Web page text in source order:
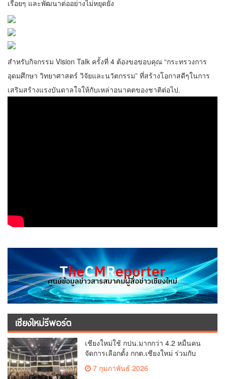
เรื่อยๆ และพัฒนาต่ออย่างไม่หยุดยั้ง
สำหรับกิจกรรม Vision Talk ครั้งที่ 4 ต้องขอขอบคุณ “กระทรวงการ
อุดมศึกษา วิทยาศาสตร์ วิจัยและนวัตกรรม” ที่สร้างโอกาสดีๆในการ
เสริมสร้างแรงบันดาลใจให้กับเหล่าอนาคตของชาติต่อไป.
เชียงใหม่รีพอร์ต
เชียงใหม่ใช้ กปน.มากกว่า 4.2 หมื่นคน
จัดการเลือกตั้ง กกต.เชียงใหม่ ร่วมกับ
นายอำเภอหางดง ตรวจความเรียบร้อย
การมอบอุปกรณ์ บัตรเลือกตั้ง/ออกเสียง
7 กุมภาพันธ์ 2026